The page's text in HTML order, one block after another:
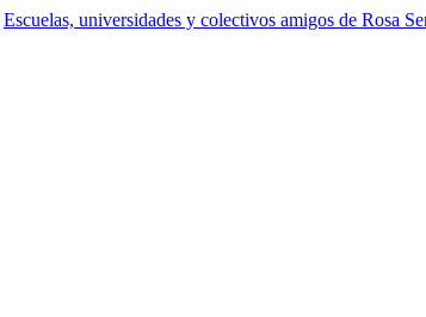
Escuelas, universidades y colectivos amigos de Rosa